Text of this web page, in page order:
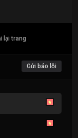
lại trang
Gửi báo lỗi